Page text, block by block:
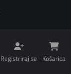
Registriraj se Košarica